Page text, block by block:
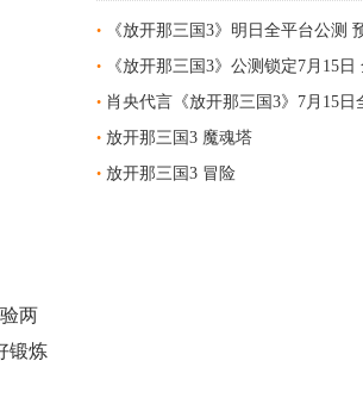
两
锻炼
• 《放开那三国3》明日全平台公测 预下
• 《放开那三国3》公测锁定7月15日 全方位策略
• 肖央代言《放开那三国3》7月15日
• 放开那三国3 魔魂塔
• 放开那三国3 冒险